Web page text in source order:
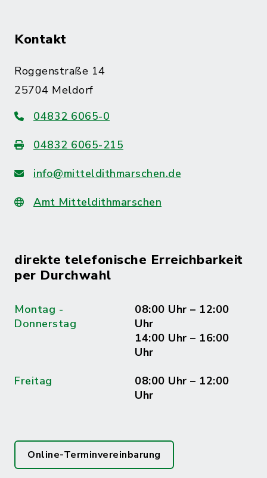
Kontakt
Roggenstraße 14
25704 Meldorf
04832 6065-0
04832 6065-215
info@mitteldithmarschen.de
Amt Mitteldithmarschen
direkte telefonische Erreichbarkeit
per Durchwahl
Montag -
Donnerstag
08:00 Uhr – 12:00
Uhr
14:00 Uhr – 16:00
Uhr
Freitag
08:00 Uhr – 12:00
Uhr
Online-Terminvereinbarung